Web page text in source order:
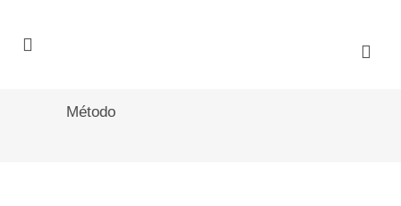
Método